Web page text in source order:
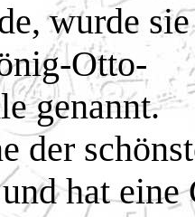
wurde sie
Otto-
genannt.
der
hat